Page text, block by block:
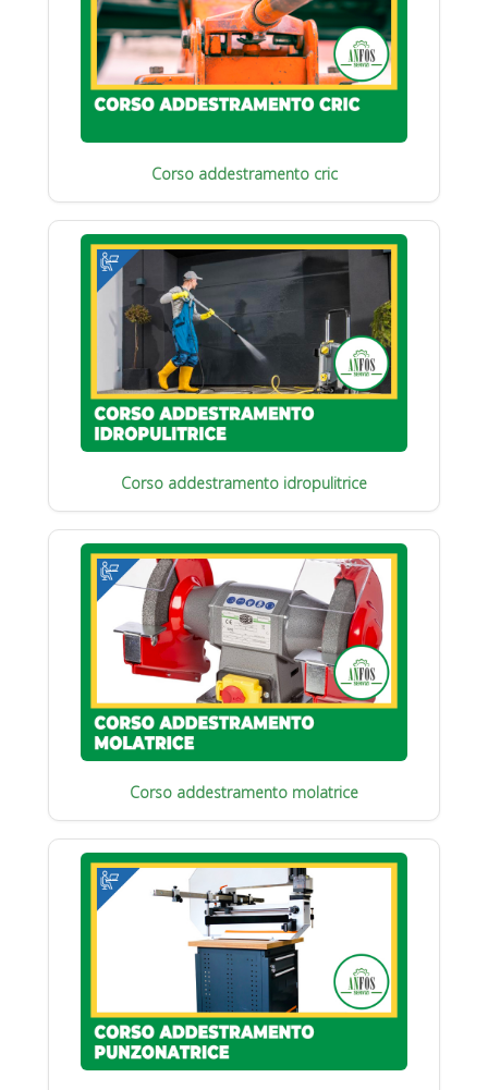
Corso addestramento cric
Corso addestramento idropulitrice
Corso addestramento molatrice